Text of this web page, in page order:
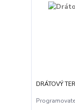
DRÁTOVÝ